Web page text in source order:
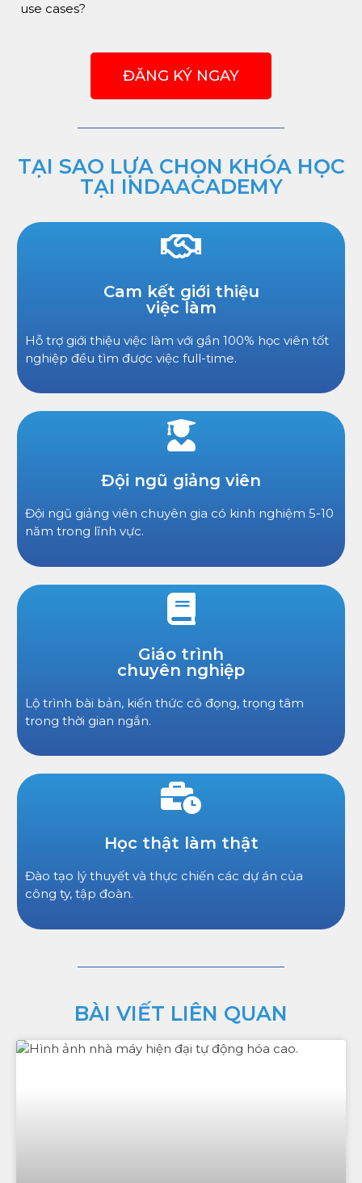
use cases?
ĐĂNG KÝ NGAY
TẠI SAO LỰA CHỌN KHÓA HỌC
TẠI INDAACADEMY
Cam kết giới thiệu
việc làm
Hỗ trợ giới thiệu việc làm với gần 100% học viên tốt
nghiệp đều tìm được việc full-time.
Đội ngũ giảng viên
Đội ngũ giảng viên chuyên gia có kinh nghiệm 5-10
năm trong lĩnh vực.
Giáo trình
chuyên nghiệp
Lộ trình bài bản, kiến thức cô đọng, trọng tâm
trong thời gian ngắn.
Học thật làm thật
Đào tạo lý thuyết và thực chiến các dự án của
công ty, tập đoàn.
BÀI VIẾT LIÊN QUAN